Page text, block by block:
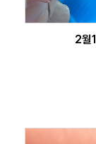
2월